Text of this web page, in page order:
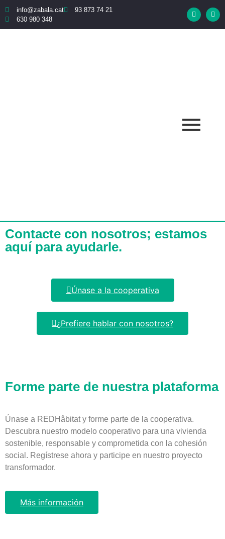
info@zabala.cat
93 873 74 21
630 980 348
Contacte con nosotros; estamos
aquí para ayudarle.
Únase a la cooperativa
¿Prefiere hablar con nosotros?
Forme parte de nuestra plataforma
Únase a REDHâbitat y forme parte de la cooperativa.
Descubra nuestro modelo cooperativo para una vivienda
sostenible, responsable y comprometida con la cohesión
social. Regístrese ahora y participe en nuestro proyecto
transformador.
Más información